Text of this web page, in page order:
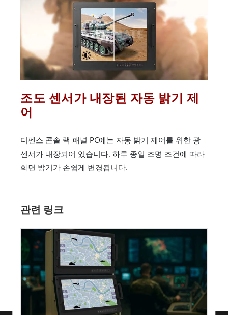
조도 센서가 내장된 자동 밝기 제
어
디펜스 콘솔 랙 패널 PC에는 자동 밝기 제어를 위한 광
센서가 내장되어 있습니다. 하루 종일 조명 조건에 따라
화면 밝기가 손쉽게 변경됩니다.
관련 링크